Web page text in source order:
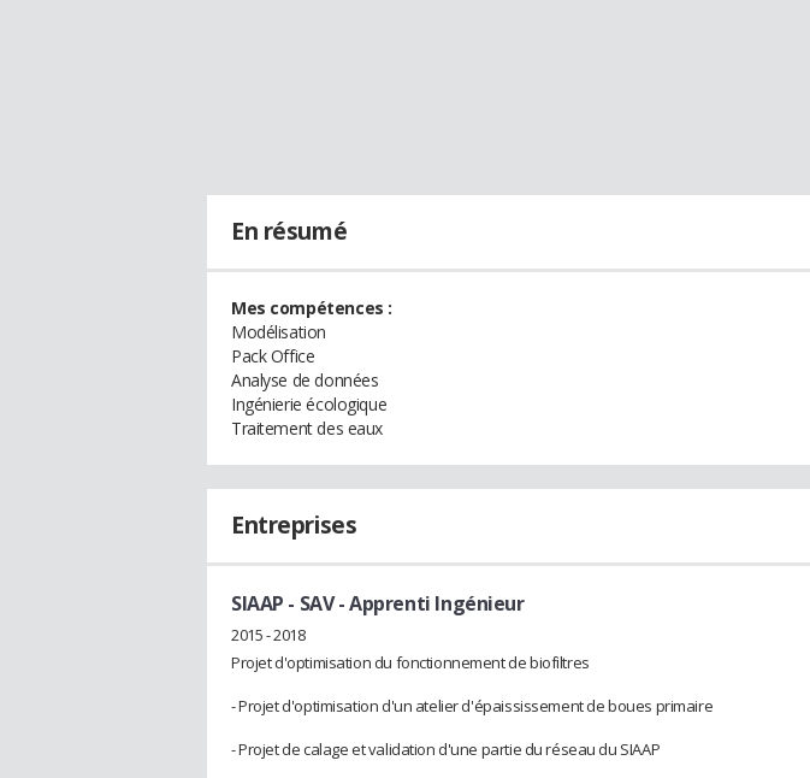
En résumé
Mes compétences :
Modélisation
Pack Office
Analyse de données
Ingénierie écologique
Traitement des eaux
Entreprises
SIAAP - SAV- Apprenti Ingénieur
2015 - 2018
Projet d'optimisation du fonctionnement de biofiltres
- Projet d'optimisation d'un atelier d'épaississement de boues primaire
- Projet de calage et validation d'une partie du réseau du SIAAP